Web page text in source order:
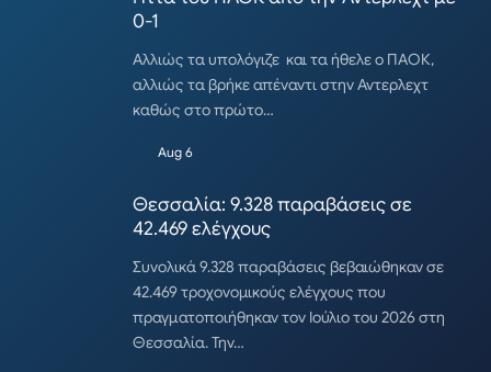
0-1
Αλλιώς τα υπολόγιζε και τα ήθελε ο ΠΑΟΚ,
αλλιώς τα βρήκε απέναντι στην Αντερλεχτ
καθώς στο πρώτο…
Aug 6
Θεσσαλία: 9.328 παραβάσεις σε
42.469 ελέγχους
Συνολικά 9.328 παραβάσεις βεβαιώθηκαν σε
42.469 τροχονομικούς ελέγχους που
πραγματοποιήθηκαν τον Ιούλιο του 2026 στη
Θεσσαλία. Την…